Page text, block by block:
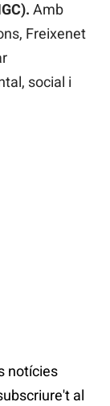
Amb
Freixenet
social i
notícies
al